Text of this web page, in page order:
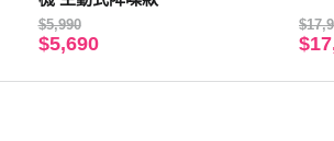
$5,990
$5,690